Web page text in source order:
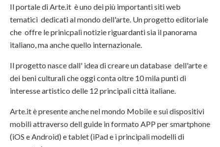
Il portale di Arte.it è uno dei più importanti siti web
tematici dedicati al mondo dell'arte. Un progetto editoriale
che offre le prinicpali notizie riguardanti sia il panorama
italiano, ma anche quello internazionale.
Il progetto nasce dall' idea di creare un database dell'arte e
dei beni culturali che oggi conta oltre 10 mila punti di
interesse artistico delle 12 principali città italiane.
Arte.it è presente anche nel mondo Mobile e sui dispositivi
mobili attraverso dell guide in formato APP per smartphone
(iOS e Android) e tablet (iPad e i principali modelli di